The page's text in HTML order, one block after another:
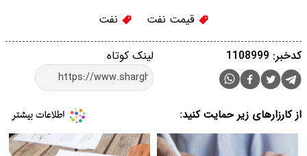
قیمت نفت نفت
لینک کوتاه کدخبر: 1108999
از کارزارهای زیر حمایت کنید: